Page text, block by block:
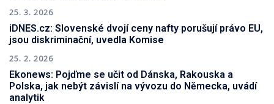
25. 3. 2026
iDNES.cz: Slovenské dvojí ceny nafty porušují právo EU,
jsou diskriminační, uvedla Komise
25. 2. 2026
Ekonews: Pojďme se učit od Dánska, Rakouska a
Polska, jak nebýt závislí na vývozu do Německa, uvádí
analytik